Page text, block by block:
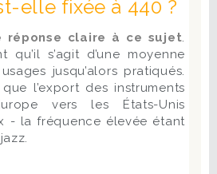
elle fixée à 440 ?
réponse claire à ce sujet.
qu’il s’agit d’une moyenne
jusqu’alors pratiqués.
que l’export des instruments
vers les États-Unis
- la fréquence élevée étant